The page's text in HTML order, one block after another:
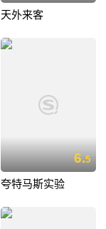
天外来客
6.5
夸特马斯实验